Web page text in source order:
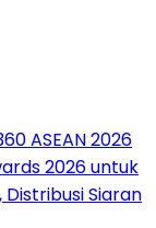
ASEAN 2026
2026 untuk
Distribusi Siaran